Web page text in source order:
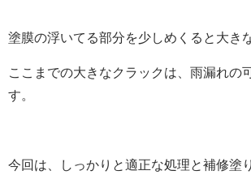
塗膜の浮いてる部分を少しめくると大き
ここまでの大きなクラックは、雨漏れの
す。
今回は、しっかりと適正な処理と補修塗